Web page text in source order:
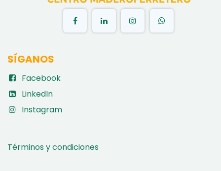
SÍGANOS
Facebook
LinkedIn
Instagram
Términos y condiciones